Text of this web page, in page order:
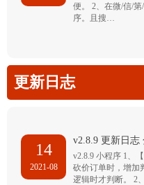
便。 2、在微/信/
序。且搜…
更新日志
14
2021-08
v2.8.9 更新日志
v2.8.9 小程序 1、
砍价订单时，增加
逻辑时才判断。 2